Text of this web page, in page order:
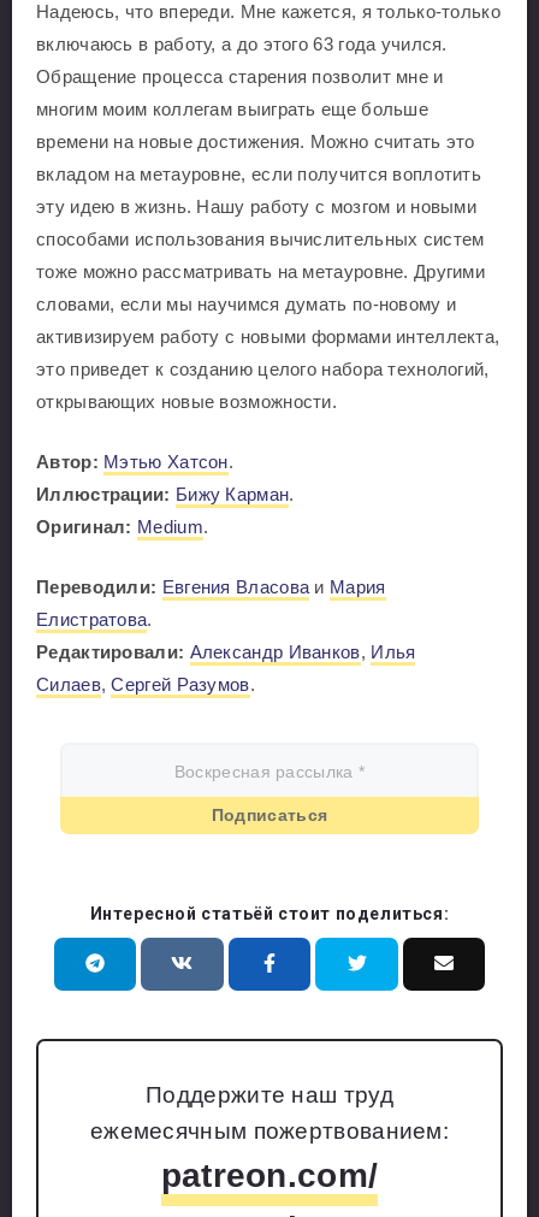
Надеюсь, что впереди. Мне кажется, я только-только
включаюсь в работу, а до этого 63 года учился.
Обращение процесса старения позволит мне и
многим моим коллегам выиграть еще больше
времени на новые достижения. Можно считать это
вкладом на метауровне, если получится воплотить
эту идею в жизнь. Нашу работу с мозгом и новыми
способами использования вычислительных систем
тоже можно рассматривать на метауровне. Другими
словами, если мы научимся думать по-новому и
активизируем работу с новыми формами интеллекта,
это приведет к созданию целого набора технологий,
открывающих новые возможности.
Автор: Мэтью Хатсон.
Иллюстрации: Бижу Карман.
Оригинал: Medium.
Переводили: Евгения Власова и Мария
Елистратова.
Редактировали: Александр Иванков, Илья
Силаев,Сергей Разумов.
Интересной статьёй стоит поделиться:
Поддержите наш труд
ежемесячным пожертвованием:
patreon.com/